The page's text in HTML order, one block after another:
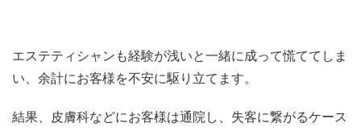
エステティシャンも経験が浅いと一緒に成って慌ててしま
い、余計にお客様を不安に駆り立てます。
結果、皮膚科などにお客様は通院し、失客に繋がるケース